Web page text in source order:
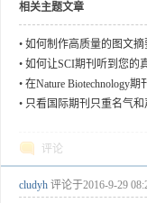
相关主题文章
• 如何制作高质量的图文摘
al Abstract）
• 如何让SCI期刊听到您的
• 在Nature Biotechnology期
的几点心得体会
• 只看国际期刊只重名气和
评论
cludyh 评论于2016-9-29